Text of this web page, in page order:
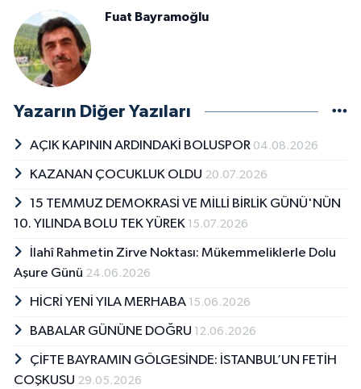
Fuat Bayramoğlu
Yazarın Diğer Yazıları
AÇIK KAPININ ARDINDAKİ BOLUSPOR 04.08.2026
KAZANAN ÇOCUKLUK OLDU 20.07.2026
15 TEMMUZ DEMOKRASİ VE MİLLİ BİRLİK GÜNÜ'NÜN
10. YILINDA BOLU TEK YÜREK 15.07.2026
İlahî Rahmetin Zirve Noktası: Mükemmeliklerle Dolu
Aşure Günü 24.06.2026
HİCRİ YENİ YILA MERHABA 15.06.2026
BABALAR GÜNÜNE DOĞRU 12.06.2026
ÇİFTE BAYRAMIN GÖLGESİNDE: İSTANBUL’UN FETİH
COŞKUSU 29.05.2026